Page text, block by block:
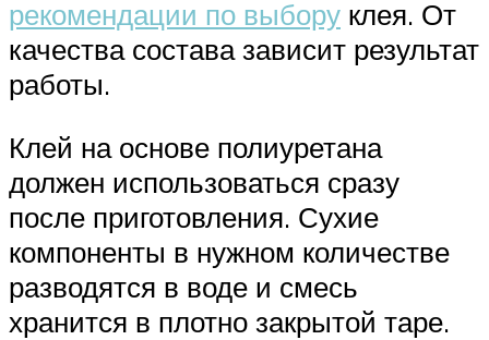
рекомендации по выбору клея. От
качества состава зависит результат
работы.
Клей на основе полиуретана
должен использоваться сразу
после приготовления. Сухие
компоненты в нужном количестве
разводятся в воде и смесь
хранится в плотно закрытой таре.